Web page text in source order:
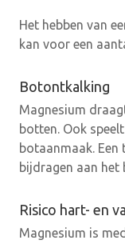
Het hebben van
kan voor een
Botontkalking
Magnesium
botten. Ook
botaanmaak.
bijdragen aan
Risico hart- en
Magnesium is